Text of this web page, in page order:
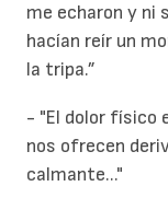
me echaron y ni
hacían reír un
la tripa.”
- "El dolor físico
nos ofrecen
calmante..."